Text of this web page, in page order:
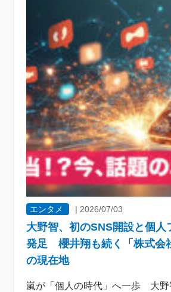
エンタメ | 2026/07/03
大野智、初のSNS開設と個人
発足 櫻井翔も続く「株式会
の現在地
嵐が「個人の時代」へ一歩 大野